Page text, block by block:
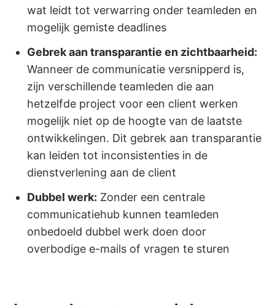
wat leidt tot verwarring onder teamleden en
mogelijk gemiste deadlines
Gebrek aan transparantie en zichtbaarheid:
Wanneer de communicatie versnipperd is,
zijn verschillende teamleden die aan
hetzelfde project voor een client werken
mogelijk niet op de hoogte van de laatste
ontwikkelingen. Dit gebrek aan transparantie
kan leiden tot inconsistenties in de
dienstverlening aan de client
Dubbel werk: Zonder een centrale
communicatiehub kunnen teamleden
onbedoeld dubbel werk doen door
overbodige e-mails of vragen te sturen